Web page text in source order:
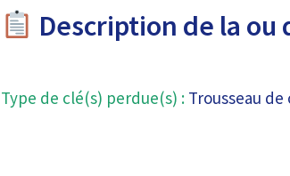
Description de la ou
Type de clé(s) perdue(s) : Trousseau